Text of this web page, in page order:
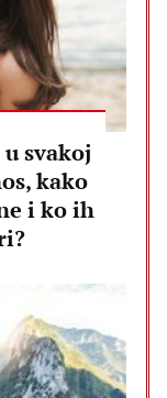
svakoj
kako
i ko ih